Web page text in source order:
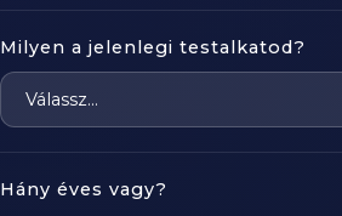
Milyen a jelenlegi testalkatod?
Hány éves vagy?